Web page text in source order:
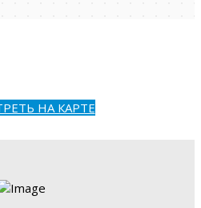
НА КАРТЕ